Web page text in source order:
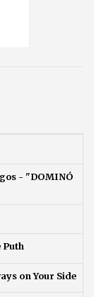
- "DOMINÓ
Puth
on Your Side